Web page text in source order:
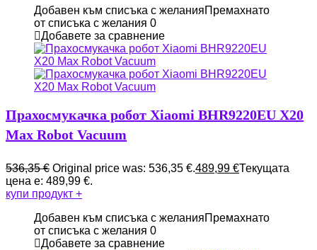
Добавен към списъка с желанияПремахнато
от списъка с желания 0
Добавете за сравнение
Прахосмукачка робот Xiaomi BHR9220EU X20
Max Robot Vacuum
536,35€ Original price was: 536,35 €.489,99 €Текущата
цена е: 489,99 €.
купи продукт +
Добавен към списъка с желанияПремахнато
от списъка с желания 0
Добавете за сравнение